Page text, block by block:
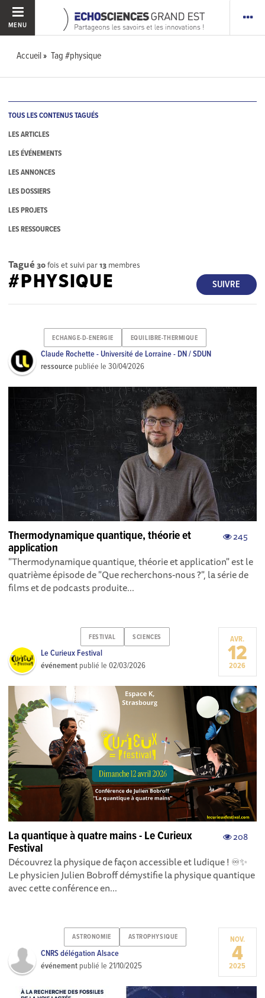
MENU
Accueil Tag #physique
TOUS LES CONTENUS TAGUÉS
LES ARTICLES
LES ÉVÉNEMENTS
LES ANNONCES
LES DOSSIERS
LES PROJETS
LES RESSOURCES
Tagué 30fois et suivi par13 membres
SUIVRE
#PHYSIQUE
ECHANGE-D-ENERGIE EQUILIBRE-THERMIQUE
Claude Rochette - Université de Lorraine - DN / SDUN
ressource publiée le30/04/2026
245
Thermodynamique quantique, théorie et
application
"Thermodynamique quantique, théorie et application" est le
quatrième épisode de "Que recherchons-nous ?", la série de
films et de podcasts produite...
FESTIVAL SCIENCES
Le Curieux Festival
événement publié le02/03/2026
AVR.
12
2026
208
La quantique à quatre mains - Le Curieux
Festival
Découvrez la physique de façon accessible et ludique ! ♾️✨
Le physicien Julien Bobroff démystifie la physique quantique
avec cette conférence en...
ASTRONOMIE ASTROPHYSIQUE
CNRS délégation Alsace
événement publié le21/10/2025
NOV.
4
2025